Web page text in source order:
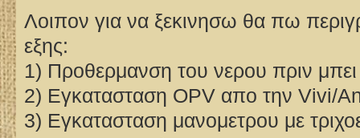
Λοιπον για να ξεκινησω θα πω
εξης:
1) Προθερμανση του νερου πριν
2) Εγκατασταση OPV απο την Vivi/
3) Εγκατασταση μανομετρου με